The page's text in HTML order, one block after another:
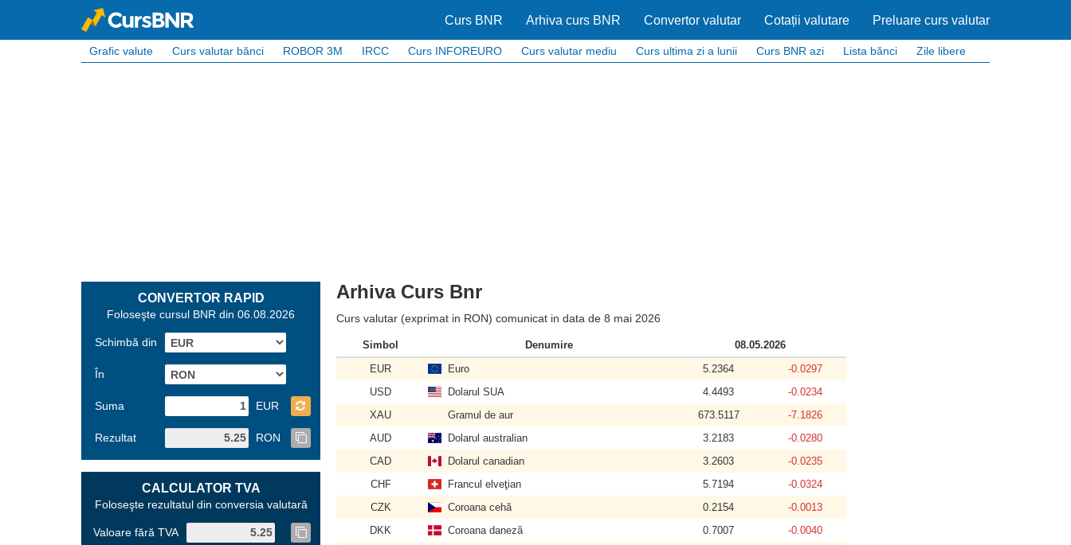
Curs BNR Arhiva curs BNR Convertor valutar Cotații valutare Preluare curs valutar
Grafic valute Curs valutar bănci ROBOR 3M IRCC Curs INFOREURO Curs valutar mediu Curs ultima zi a lunii Curs BNR azi Lista bănci Zile libere
CONVERTOR RAPID
Foloseşte cursul BNR din 06.08.2026
Schimbă din
În
Suma EUR
Rezultat RON
CALCULATOR TVA
Foloseşte rezultatul din conversia valutară
Valoare fără TVA
Arhiva Curs Bnr
Curs valutar (exprimat in RON) comunicat in data de 8 mai 2026
Simbol Denumire
08.05.2026
EUR
Euro 5.2364
-0.0297
USD
Dolarul SUA 4.4493
-0.0234
XAU
Gramul de aur 673.5117
-7.1826
AUD
Dolarul australian 3.2183
-0.0280
CAD
Dolarul canadian 3.2603
-0.0235
CHF
Francul elveţian 5.7194
-0.0324
CZK
Coroana cehă 0.2154
-0.0013
DKK
Coroana daneză 0.7007
-0.0040